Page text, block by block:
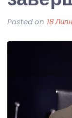
Posted on 18